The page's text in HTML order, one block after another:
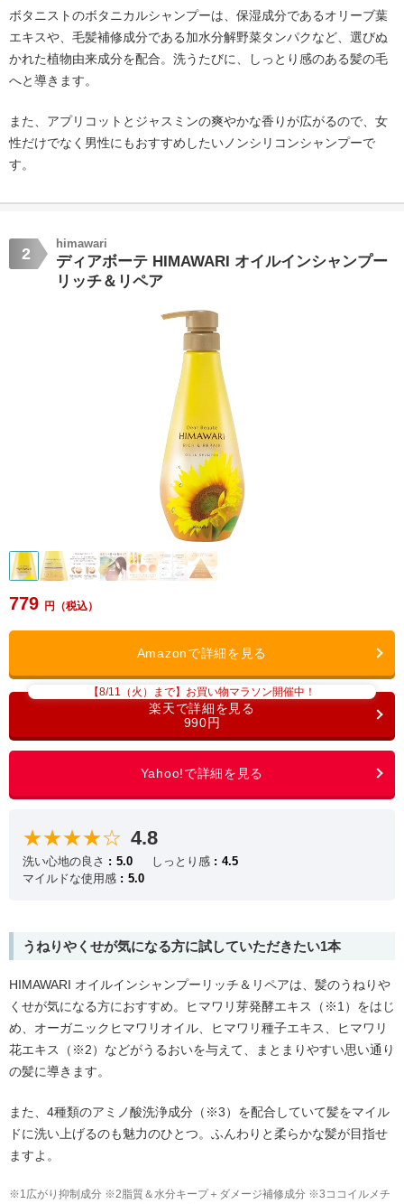
ボタニストのボタニカルシャンプーは、保湿成分であるオリーブ葉
エキスや、毛髪補修成分である加水分解野菜タンパクなど、選びぬ
かれた植物由来成分を配合。洗うたびに、しっとり感のある髪の毛
へと導きます。
また、アプリコットとジャスミンの爽やかな香りが広がるので、女
性だけでなく男性にもおすすめしたいノンシリコンシャンプーで
す。
2
himawari
ディアボーテ HIMAWARI オイルインシャンプー
リッチ＆リペア
779
【8/11（火）まで】お買い物マラソン開催中！
990円
★★★★☆ 4.8
洗い心地の良さ 5.0 しっとり感
4.5
マイルドな使用感
5.0
うねりやくせが気になる方に試していただきたい1本
HIMAWARI オイルインシャンプーリッチ＆リペアは、髪のうねりや
くせが気になる方におすすめ。ヒマワリ芽発酵エキス（※1）をはじ
め、オーガニックヒマワリオイル、ヒマワリ種子エキス、ヒマワリ
花エキス（※2）などがうるおいを与えて、まとまりやすい思い通り
の髪に導きます。
また、4種類のアミノ酸洗浄成分（※3）を配合していて髪をマイル
ドに洗い上げるのも魅力のひとつ。ふんわりと柔らかな髪が目指せ
ますよ。
※1広がり抑制成分 ※2脂質＆水分キープ＋ダメージ補修成分 ※3ココイルメチ